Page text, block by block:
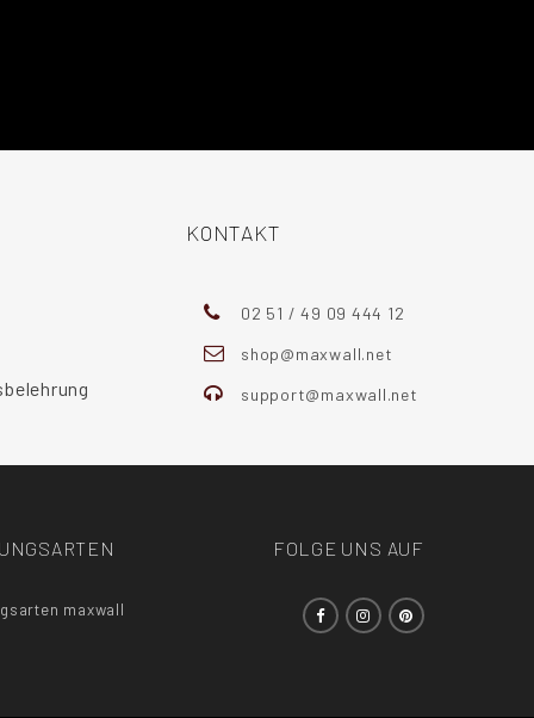
KONTAKT
02 51 / 49 09 444 12
shop@maxwall.net
support@maxwall.net
FOLGE UNS AUF